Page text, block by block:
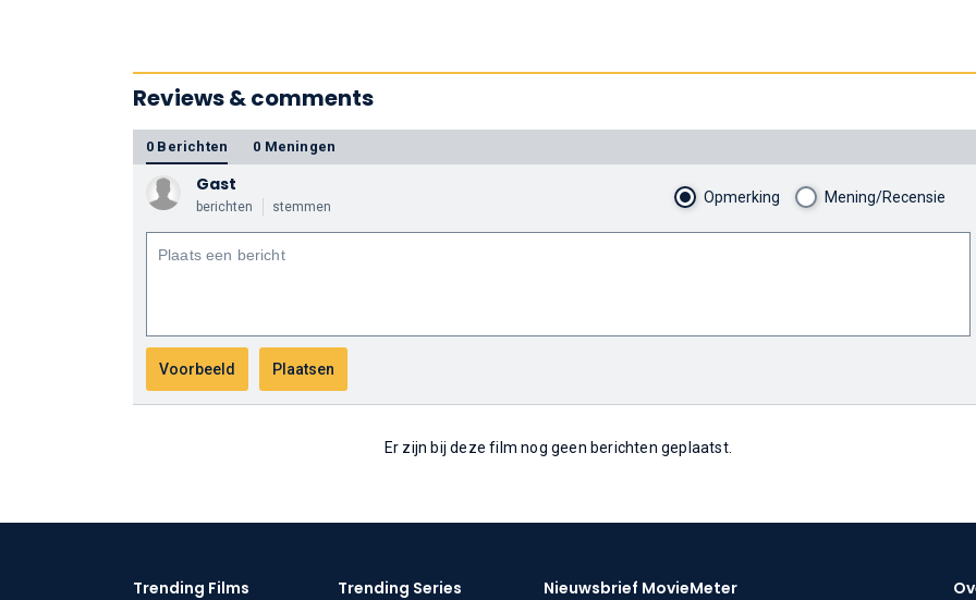
Reviews & comments
0 Berichten 0 Meningen
Gast
berichten stemmen
Opmerking Mening/Recensie
Er zijn bij deze film nog geen berichten geplaatst.
Trending Films Trending Series Nieuwsbrief MovieMeter